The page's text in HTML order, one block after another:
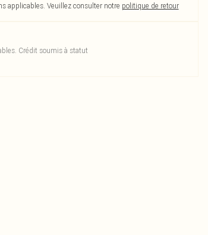
applicables. Veuillez consulter notre politique de retour
Crédit soumis à statut